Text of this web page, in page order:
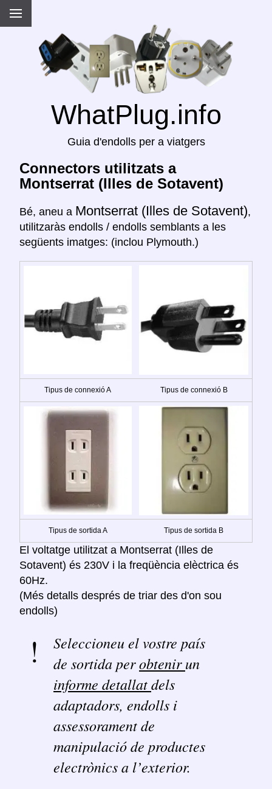
WhatPlug.info
Guia d'endolls per a viatgers
Connectors utilitzats a
Montserrat (Illes de Sotavent)
Bé, aneu a Montserrat (Illes de Sotavent),
utilitzaràs endolls / endolls semblants a les
següents imatges: (inclou Plymouth.)
Tipus de connexió A Tipus de connexió B
Tipus de sortida A Tipus de sortida B
El voltatge utilitzat a Montserrat (Illes de
Sotavent) és 230V i la freqüència elèctrica és
60Hz.
(Més detalls després de triar des d'on sou
endolls)
Seleccioneu el vostre país
de sortida perobtenirun
informe detallatdels
adaptadors, endolls i
assessorament de
manipulació de productes
electrònics a l’exterior.